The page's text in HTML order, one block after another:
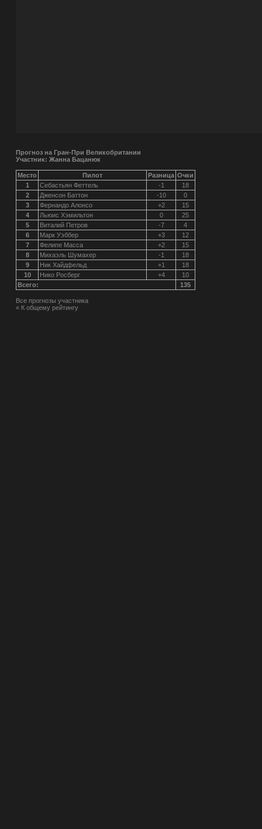
Прогноз на Гран-При Великобритании
Участник: Жанна Бацанюк
Место Пилот Разница Очки
1
Себастьян Феттель -1
18
2
Дженсон Баттон -10
0
3
Фернандо Алонсо +2
15
4
Льюис Хэмильтон 0
25
5
Виталий Петров -7
4
6
Марк Уэббер +3
12
7
Фелипе Масса +2
15
8
Михаэль Шумахер -1
18
9
Ник Хайдфельд +1
18
10
Нико Росберг +4
10
Всего:
135
Все прогнозы участника
« К общему рейтингу